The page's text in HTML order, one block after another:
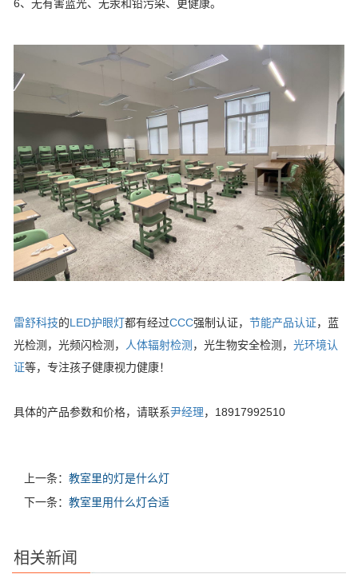
6、无有害蓝光、无汞和铅污染、更健康。
雷舒科技的LED护眼灯都有经过CCC强制认证， 节能产品认证，蓝
光检测，光频闪检测，
人体辐射检测 ，光生物安全检测， 光环境认
证等，专注孩子健康视力健康！
具体的产品参数和价格，请联系尹经理，18917992510
上一条： 教室里的灯是什么灯
下一条： 教室里用什么灯合适
相关新闻